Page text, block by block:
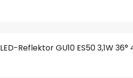
LED-Reflektor GU10 ES50 3,1W 36°